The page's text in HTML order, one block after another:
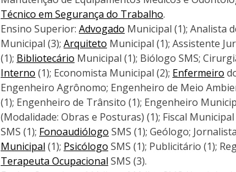
Técnico em Segurança do Trabalho.
Ensino Superior: Advogado Municipal (1); Analista
Municipal (3); Arquiteto Municipal (1); Assistente
(1); Bibliotecário Municipal (1); Biólogo SMS;
Interno (1); Economista Municipal (2); Enfermeiro
Engenheiro Agrônomo; Engenheiro de Meio
(1); Engenheiro de Trânsito (1); Engenheiro
(Modalidade: Obras e Posturas) (1); Fiscal
SMS (1); Fonoaudiólogo SMS (1); Geólogo;
Municipal (1); Psicólogo SMS (1); Publicitário (1);
Terapeuta Ocupacional SMS (3).